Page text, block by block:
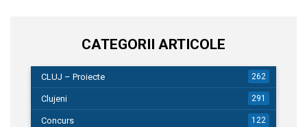
CATEGORII ARTICOLE
CLUJ – Proiecte 262
Clujeni 291
Concurs 122